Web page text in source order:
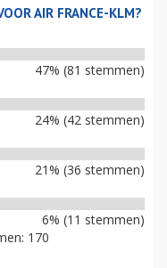
AIR FRANCE-KLM?
47% (81 stemmen)
24% (42 stemmen)
21% (36 stemmen)
6% (11 stemmen)
170